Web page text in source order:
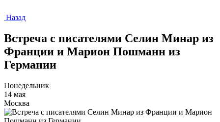
Назад
Встреча с писателями Селин Минар из
Франции и Марион Пошманн из
Германии
Понедельник
14 мая
Москва